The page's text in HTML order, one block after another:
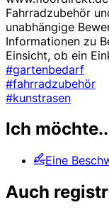
Fahrradzubehör
unabhängige
Informationen zu
Einsicht, ob ein
#gartenbedarf
#fahrradzubehör
#kunstrasen
Ich
Eine
Auch